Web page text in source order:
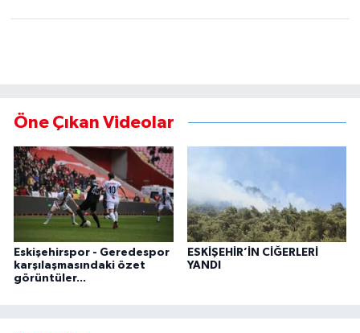
Öne Çıkan Videolar
Eskişehirspor - Geredespor
karşılaşmasındaki özet
görüntüler...
ESKİŞEHİR’İN CİĞERLERİ
YANDI